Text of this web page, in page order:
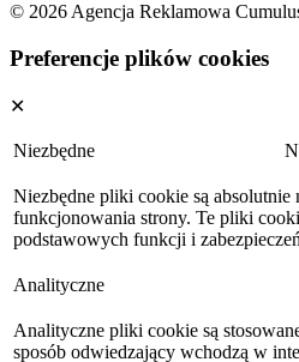
© 2026 Agencja Reklamowa
Preferencje plików cookies
✕
Niezbędne
Niezbędne pliki cookie są absolutnie
funkcjonowania strony. Te pliki
podstawowych funkcji i
Analityczne
Analityczne pliki cookie są
sposób odwiedzający wchodzą w